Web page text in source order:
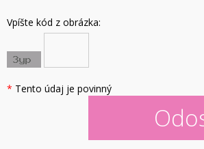
Vpíšte kód z obrázka:
* Tento údaj je povinný